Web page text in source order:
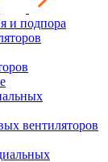
и подпора
вентиляторов